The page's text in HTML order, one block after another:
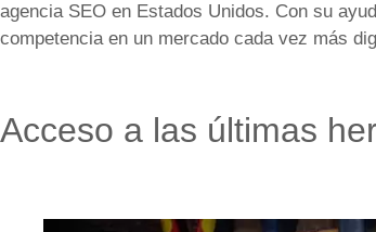
agencia SEO en Estados Unidos. Con su
competencia en un mercado cada vez más
Acceso a las últimas